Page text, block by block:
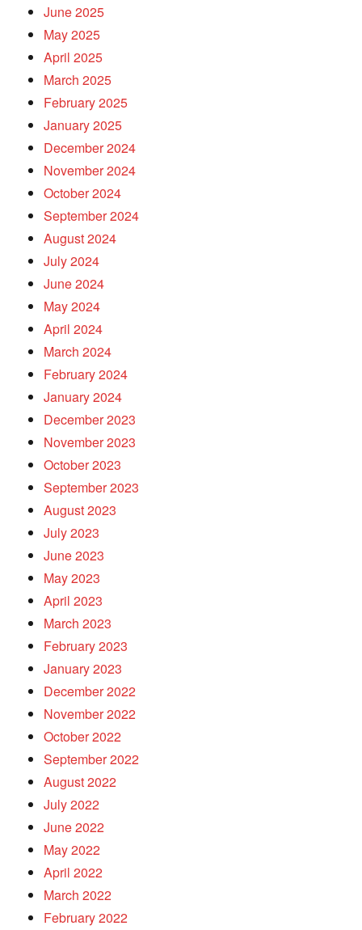
June 2025
May 2025
April 2025
March 2025
February 2025
January 2025
December 2024
November 2024
October 2024
September 2024
August 2024
July 2024
June 2024
May 2024
April 2024
March 2024
February 2024
January 2024
December 2023
November 2023
October 2023
September 2023
August 2023
July 2023
June 2023
May 2023
April 2023
March 2023
February 2023
January 2023
December 2022
November 2022
October 2022
September 2022
August 2022
July 2022
June 2022
May 2022
April 2022
March 2022
February 2022